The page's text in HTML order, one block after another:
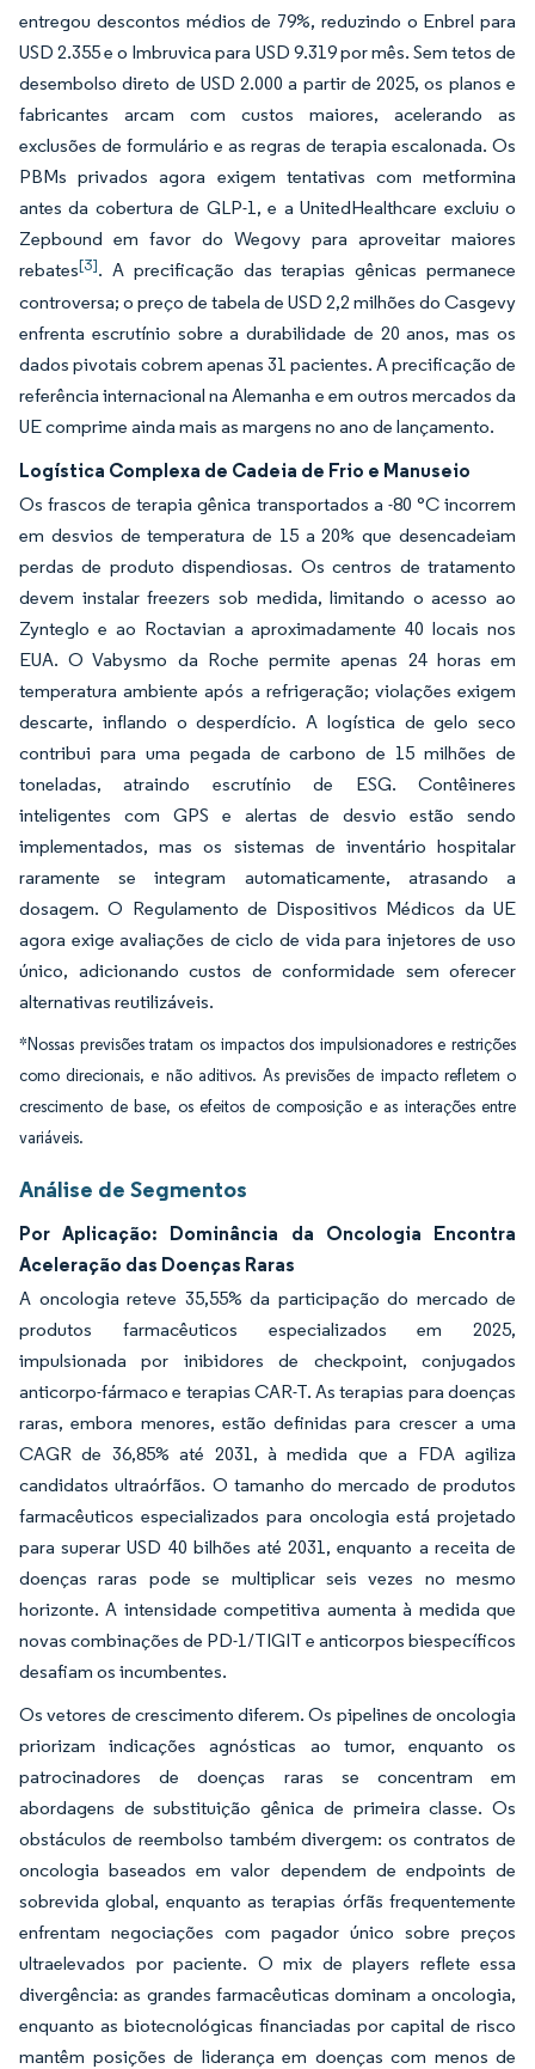
entregou descontos médios de 79%, reduzindo o Enbrel para
USD 2.355 e o Imbruvica para USD 9.319 por mês. Sem tetos de
desembolso direto de USD 2.000 a partir de 2025, os planos e
fabricantes arcam com custos maiores, acelerando as
exclusões de formulário e as regras de terapia escalonada. Os
PBMs privados agora exigem tentativas com metformina
antes da cobertura de GLP-1, e a UnitedHealthcare excluiu o
Zepbound em favor do Wegovy para aproveitar maiores
rebates[3]. A precificação das terapias gênicas permanece
controversa; o preço de tabela de USD 2,2 milhões do Casgevy
enfrenta escrutínio sobre a durabilidade de 20 anos, mas os
dados pivotais cobrem apenas 31 pacientes. A precificação de
referência internacional na Alemanha e em outros mercados da
UE comprime ainda mais as margens no ano de lançamento.
Logística Complexa de Cadeia de Frio e Manuseio
Os frascos de terapia gênica transportados a -80 °C incorrem
em desvios de temperatura de 15 a 20% que desencadeiam
perdas de produto dispendiosas. Os centros de tratamento
devem instalar freezers sob medida, limitando o acesso ao
Zynteglo e ao Roctavian a aproximadamente 40 locais nos
EUA. O Vabysmo da Roche permite apenas 24 horas em
temperatura ambiente após a refrigeração; violações exigem
descarte, inflando o desperdício. A logística de gelo seco
contribui para uma pegada de carbono de 15 milhões de
toneladas, atraindo escrutínio de ESG. Contêineres
inteligentes com GPS e alertas de desvio estão sendo
implementados, mas os sistemas de inventário hospitalar
raramente se integram automaticamente, atrasando a
dosagem. O Regulamento de Dispositivos Médicos da UE
agora exige avaliações de ciclo de vida para injetores de uso
único, adicionando custos de conformidade sem oferecer
alternativas reutilizáveis.
*Nossas previsões tratam os impactos dos impulsionadores e restrições
como direcionais, e não aditivos. As previsões de impacto refletem o
crescimento de base, os efeitos de composição e as interações entre
variáveis.
Análise de Segmentos
Por Aplicação: Dominância da Oncologia Encontra
Aceleração das Doenças Raras
A oncologia reteve 35,55% da participação do mercado de
produtos farmacêuticos especializados em 2025,
impulsionada por inibidores de checkpoint, conjugados
anticorpo-fármaco e terapias CAR-T. As terapias para doenças
raras, embora menores, estão definidas para crescer a uma
CAGR de 36,85% até 2031, à medida que a FDA agiliza
candidatos ultraórfãos. O tamanho do mercado de produtos
farmacêuticos especializados para oncologia está projetado
para superar USD 40 bilhões até 2031, enquanto a receita de
doenças raras pode se multiplicar seis vezes no mesmo
horizonte. A intensidade competitiva aumenta à medida que
novas combinações de PD-1/TIGIT e anticorpos biespecíficos
desafiam os incumbentes.
Os vetores de crescimento diferem. Os pipelines de oncologia
priorizam indicações agnósticas ao tumor, enquanto os
patrocinadores de doenças raras se concentram em
abordagens de substituição gênica de primeira classe. Os
obstáculos de reembolso também divergem: os contratos de
oncologia baseados em valor dependem de endpoints de
sobrevida global, enquanto as terapias órfãs frequentemente
enfrentam negociações com pagador único sobre preços
ultraelevados por paciente. O mix de players reflete essa
divergência: as grandes farmacêuticas dominam a oncologia,
enquanto as biotecnológicas financiadas por capital de risco
mantêm posições de liderança em doenças com menos de